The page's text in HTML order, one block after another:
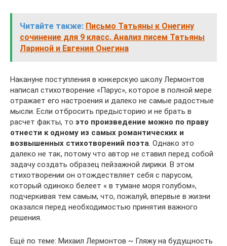
Читайте также: Письмо Татьяны к Онегину
сочинение для 9 класс. Анализ писем Татьяны
Лариной и Евгения Онегина
Накануне поступления в юнкерскую школу Лермонтов
написал стихотворение «Парус», которое в полной мере
отражает его настроения и далеко не самые радостные
мысли. Если отбросить предысторию и не брать в
расчет факты, то это произведение можно по праву
отнести к одному из самых романтических и
возвышенных стихотворений поэта. Однако это
далеко не так, потому что автор не ставил перед собой
задачу создать образец пейзажной лирики. В этом
стихотворении он отождествляет себя с парусом,
который одиноко белеет « в тумане моря голубом»,
подчеркивая тем самым, что, пожалуй, впервые в жизни
оказался перед необходимостью принятия важного
решения.
Ещё по теме: Михаил Лермонтов ~ Гляжу на будущность